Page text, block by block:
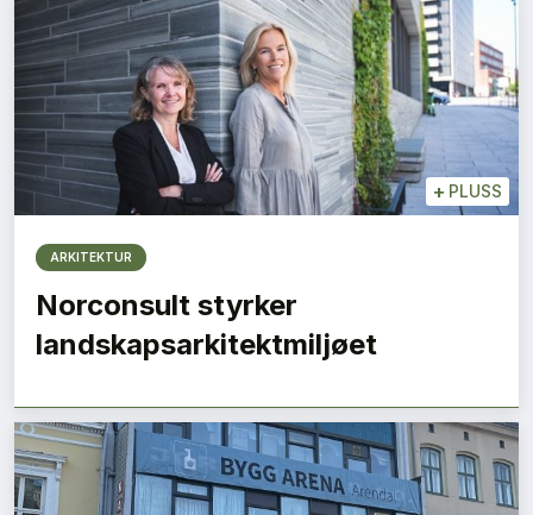
+ PLUSS
ARKITEKTUR
Norconsult styrker
landskapsarkitektmiljøet